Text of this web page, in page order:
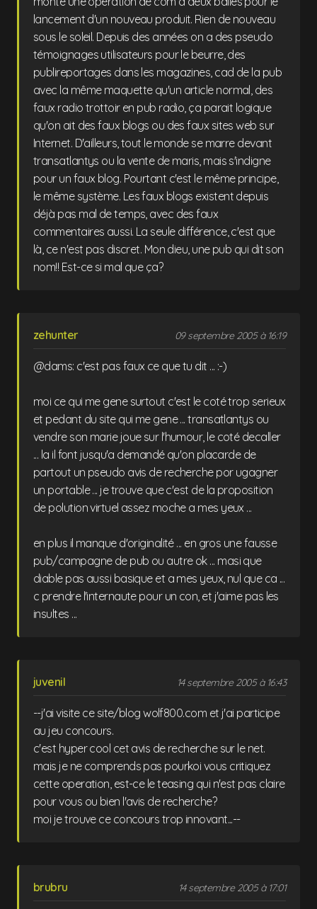
lancement d'un nouveau produit. Rien de nouveau
sous le soleil. Depuis des années on a des pseudo
témoignages utilisateurs pour le beurre, des
publireportages dans les magazines, cad de la pub
avec la même maquette qu'un article normal, des
faux radio trottoir en pub radio, ça parait logique
qu'on ait des faux blogs ou des faux sites web sur
Internet. D'ailleurs, tout le monde se marre devant
transatlantys ou la vente de maris, mais s'indigne
pour un faux blog. Pourtant c'est le même principe,
le même système. Les faux blogs existent depuis
déjà pas mal de temps, avec des faux
commentaires aussi. La seule différence, c'est que
là, ce n'est pas discret. Mon dieu, une pub qui dit son
nom!! Est-ce si mal que ça?
zehunter 09 septembre 2005 à 16:19
@dams: c'est pas faux ce que tu dit ... :-)
moi ce qui me gene surtout c'est le coté trop serieux
et pedant du site qui me gene ... transatlantys ou
vendre son marie joue sur l'humour, le coté decaller
... la il font jusqu'a demandé qu'on placarde de
partout un pseudo avis de recherche por ugagner
un portable ... je trouve que c'est de la proposition
de polution virtuel assez moche a mes yeux ...
en plus il manque d'originalité ... en gros une fausse
pub/campagne de pub ou autre ok ... masi que
diable pas aussi basique et a mes yeux, nul que ca ...
c prendre l'internaute pour un con, et j'aime pas les
insultes ...
juvenil 14 septembre 2005 à 16:43
--j'ai visite ce site/blog wolf800.com et j'ai participe
au jeu concours.
c'est hyper cool cet avis de recherche sur le net.
mais je ne comprends pas pourkoi vous critiquez
cette operation, est-ce le teasing qui n'est pas claire
pour vous ou bien l'avis de recherche?
moi je trouve ce concours trop innovant...--
brubru 14 septembre 2005 à 17:01